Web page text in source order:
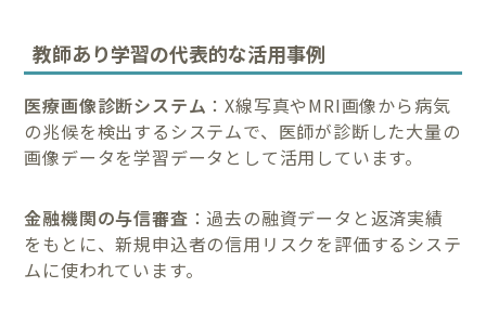
教師あり学習の代表的な活用事例
医療画像診断システム ：X線写真やMRI画像から病気
の兆候を検出するシステムで、医師が診断した大量の
画像データを学習データとして活用しています。
金融機関の与信審査 ：過去の融資データと返済実績
をもとに、新規申込者の信用リスクを評価するシステ
ムに使われています。